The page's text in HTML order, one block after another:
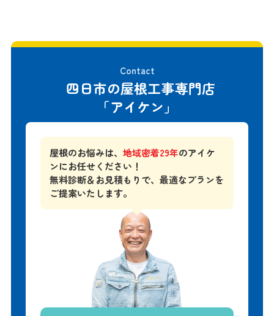
Contact
四日市の屋根工事専門店
「アイケン」
屋根のお悩みは、地域密着29年のアイケ
ンにお任せください！
無料診断＆お見積もりで、最適なプランを
ご提案いたします。